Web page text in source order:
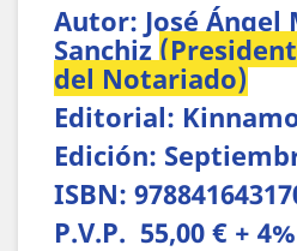
Autor: José Ángel
Sanchiz
del Notariado)
Editorial:
Edición:
ISBN:
P.V.P. 55,00 € +